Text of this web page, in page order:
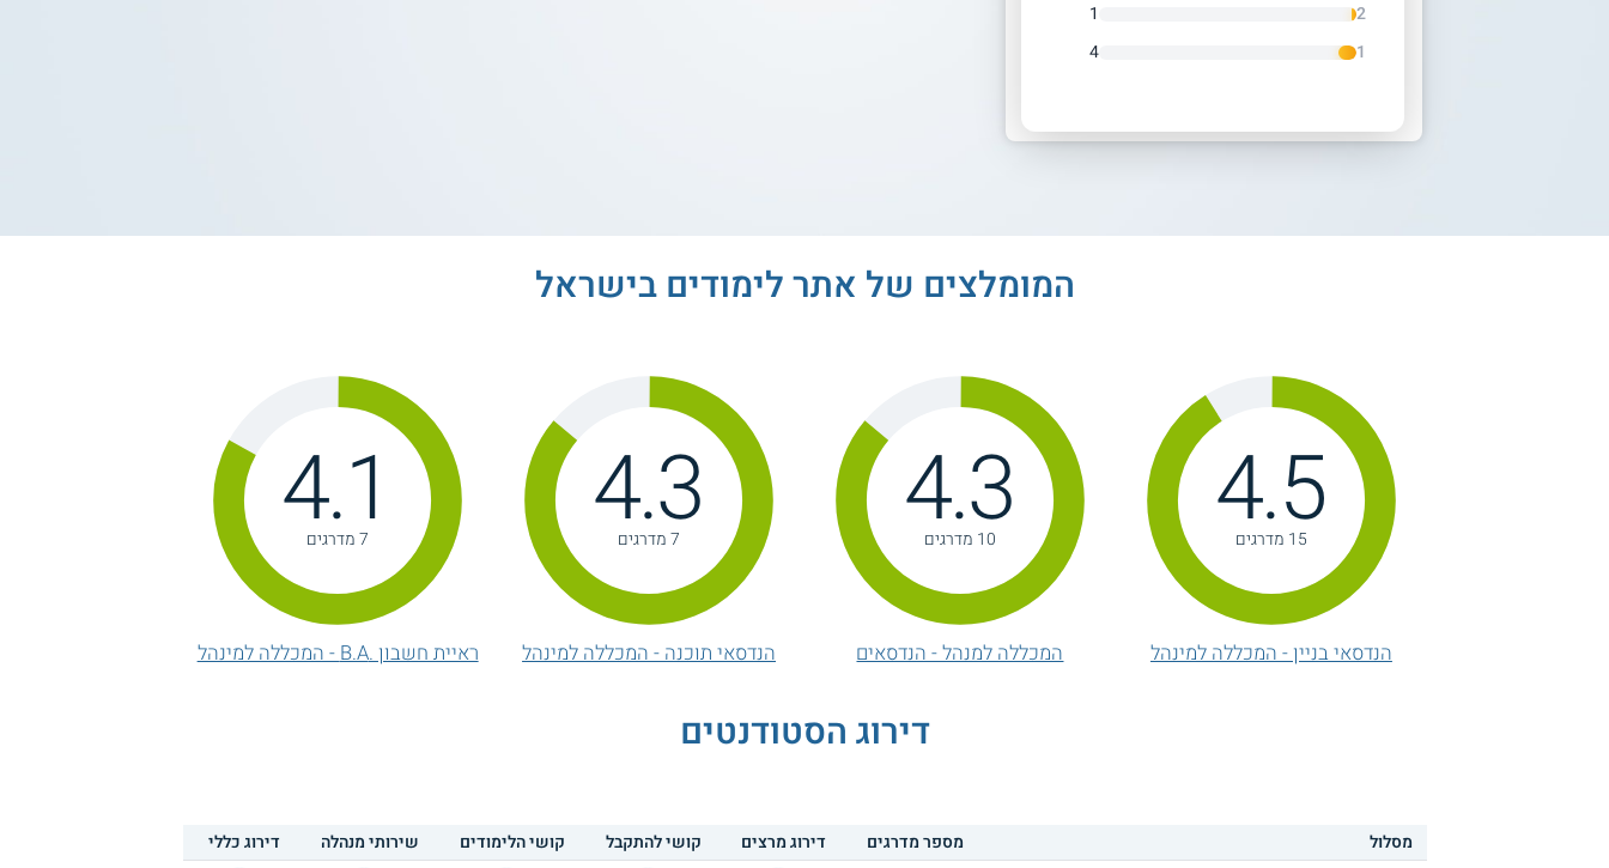
2
1
1
4
המומלצים של אתר לימודים בישראל
4.5
15 מדרגים
הנדסאי בניין - המכללה למינהל
4.3
10 מדרגים
המכללה למנהל - הנדסאים
4.3
7 מדרגים
הנדסאי תוכנה - המכללה למינהל
4.1
7 מדרגים
ראיית חשבון .B.A - המכללה למינהל
דירוג הסטודנטים
מסלול מספר מדרגים דירוג מרצים קושי להתקבל קושי הלימודים שירותי מנהלה דירוג כללי